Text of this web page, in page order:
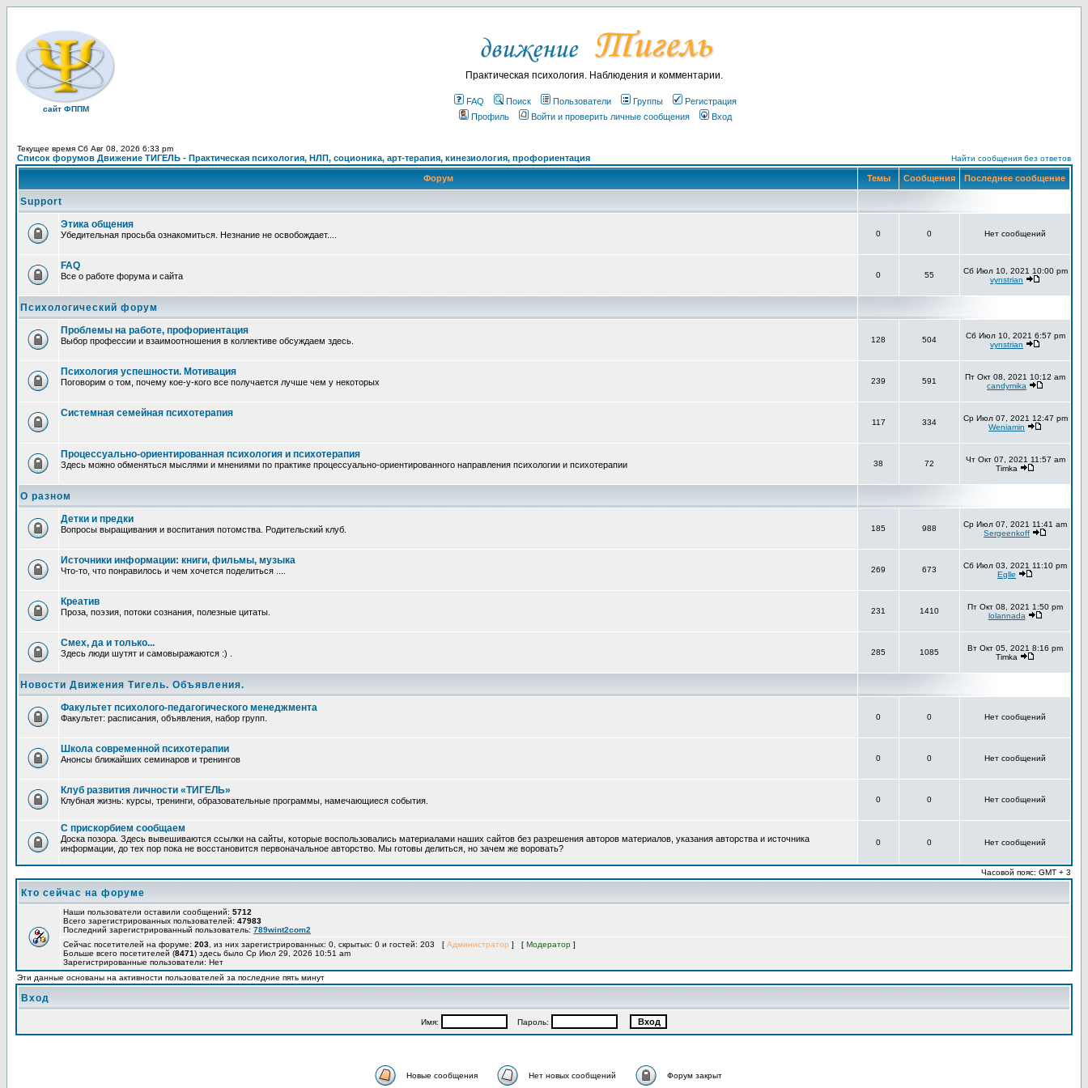
сайт ФППМ
Практическая психология. Наблюдения и комментарии.
FAQ Поиск Пользователи Группы
Регистрация
Профиль
Войти и проверить личные сообщения Вход
Текущее время Сб Авг 08, 2026 6:33 pm
Список форумов Движение ТИГЕЛЬ - Практическая психология, НЛП, соционика, арт-терапия, кинезиология, профориентация Найти сообщения без ответов
Форум Темы Сообщения Последнее сообщение
Support
Этика общения
Убедительная просьба ознакомиться. Незнание не освобождает.... 0 0 Нет сообщений
FAQ
Все о работе форума и сайта 0 55
Сб Июл 10, 2021 10:00 pm
vynstrian
Психологический форум
Проблемы на работе, профориентация
Выбор профессии и взаимоотношения в коллективе обсуждаем здесь. 128 504
Сб Июл 10, 2021 6:57 pm
vynstrian
Психология успешности. Мотивация
Поговорим о том, почему кое-у-кого все получается лучше чем у некоторых 239 591
Пт Окт 08, 2021 10:12 am
candymika
Системная семейная психотерапия
117 334
Ср Июл 07, 2021 12:47 pm
Weniamin
Процессуально-ориентированная психология и психотерапия
Здесь можно обменяться мыслями и мнениями по практике процессуально-ориентированного направления психологии и психотерапии 38 72
Чт Окт 07, 2021 11:57 am
Timka
О разном
Детки и предки
Вопросы выращивания и воспитания потомства. Родительский клуб. 185 988
Ср Июл 07, 2021 11:41 am
Sergeenkoff
Источники информации: книги, фильмы, музыка
Что-то, что понравилось и чем хочется поделиться .... 269 673
Сб Июл 03, 2021 11:10 pm
Eglle
Креатив
Проза, поэзия, потоки сознания, полезные цитаты. 231 1410
Пт Окт 08, 2021 1:50 pm
lolannada
Смех, да и только...
Здесь люди шутят и самовыражаются :) . 285 1085
Вт Окт 05, 2021 8:16 pm
Timka
Новости Движения Тигель. Объявления.
Факультет психолого-педагогического менеджмента
Факультет: расписания, объявления, набор групп. 0 0 Нет сообщений
Школа современной психотерапии
Анонсы ближайших семинаров и тренингов 0 0 Нет сообщений
Клуб развития личности «ТИГЕЛЬ»
Клубная жизнь: курсы, тренинги, образовательные программы, намечающиеся события. 0 0 Нет сообщений
С прискорбием сообщаем
Доска позора. Здесь вывешиваются ссылки на сайты, которые воспользовались материалами наших сайтов без разрешения авторов материалов, указания авторства и источника
информации, до тех пор пока не восстановится первоначальное авторство. Мы готовы делиться, но зачем же воровать?
0 0 Нет сообщений
Часовой пояс: GMT + 3
Кто сейчас на форуме
Наши пользователи оставили сообщений: 5712
Всего зарегистрированных пользователей: 47983
Последний зарегистрированный пользователь: 789wint2com2
Сейчас посетителей на форуме: 203 , из них зарегистрированных: 0, скрытых: 0 и гостей: 203 [ Администратор ] [ Модератор ]
Больше всего посетителей (8471) здесь было Ср Июл 29, 2026 10:51 am
Зарегистрированные пользователи: Нет
Эти данные основаны на активности пользователей за последние пять минут
Вход
Имя: Пароль:
Новые сообщения Нет новых сообщений Форум закрыт